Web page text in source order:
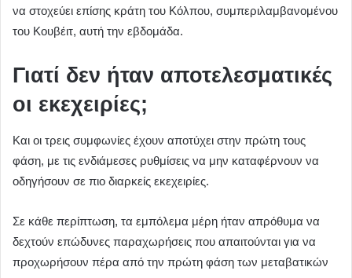
να στοχεύει επίσης κράτη του Κόλπου, συμπεριλαμβανομένου
του Κουβέιτ, αυτή την εβδομάδα.
Γιατί δεν ήταν αποτελεσματικές
οι εκεχειρίες;
Και οι τρεις συμφωνίες έχουν αποτύχει στην πρώτη τους
φάση, με τις ενδιάμεσες ρυθμίσεις να μην καταφέρνουν να
οδηγήσουν σε πιο διαρκείς εκεχειρίες.
Σε κάθε περίπτωση, τα εμπόλεμα μέρη ήταν απρόθυμα να
δεχτούν επώδυνες παραχωρήσεις που απαιτούνται για να
προχωρήσουν πέρα ​​από την πρώτη φάση των μεταβατικών